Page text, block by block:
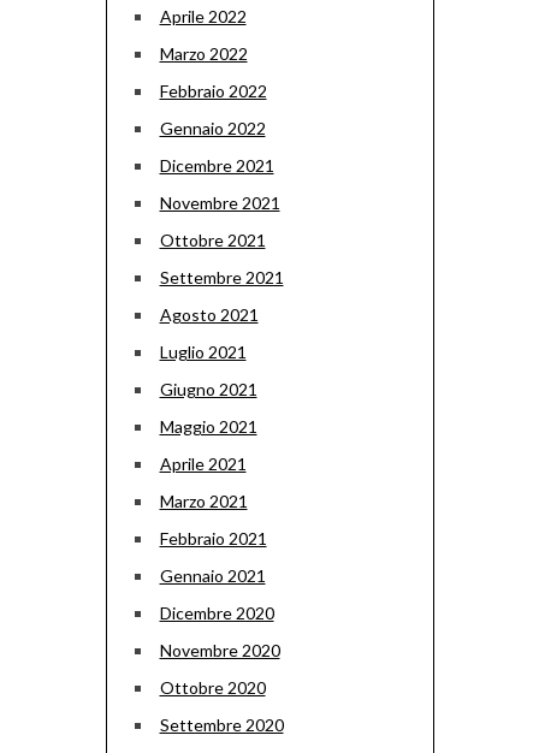
Aprile 2022
Marzo 2022
Febbraio 2022
Gennaio 2022
Dicembre 2021
Novembre 2021
Ottobre 2021
Settembre 2021
Agosto 2021
Luglio 2021
Giugno 2021
Maggio 2021
Aprile 2021
Marzo 2021
Febbraio 2021
Gennaio 2021
Dicembre 2020
Novembre 2020
Ottobre 2020
Settembre 2020